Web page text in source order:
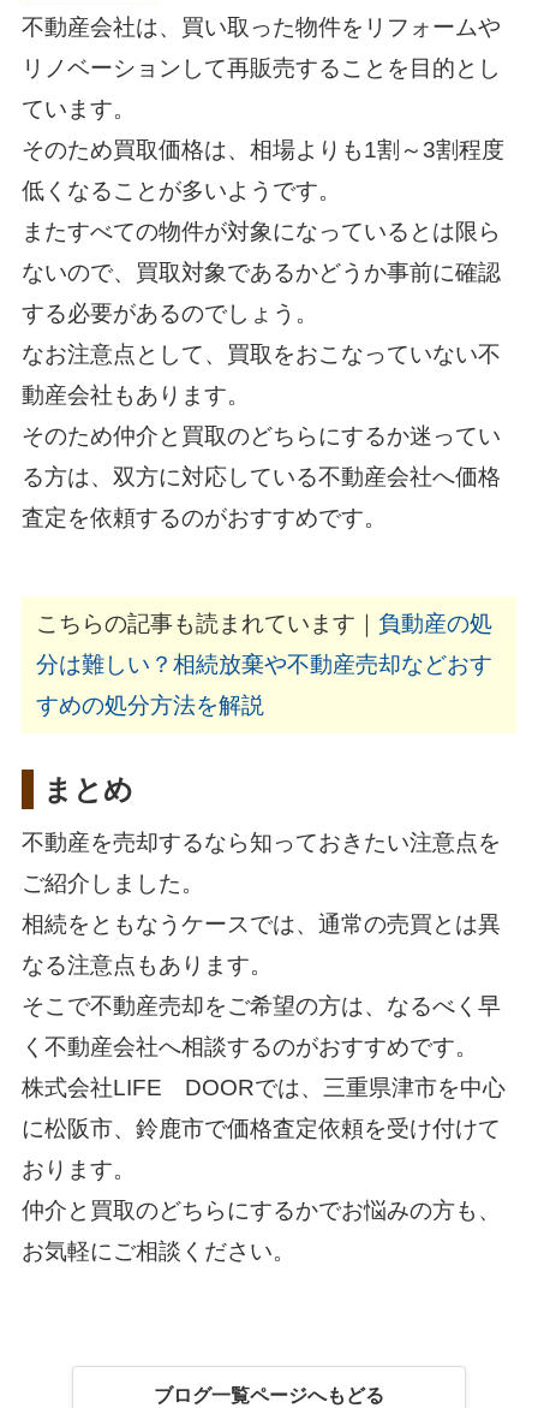
不動産会社は、買い取った物件をリフォームや
リノベーションして再販売することを目的とし
ています。
そのため買取価格は、相場よりも1割～3割程度
低くなることが多いようです。
またすべての物件が対象になっているとは限ら
ないので、買取対象であるかどうか事前に確認
する必要があるのでしょう。
なお注意点として、買取をおこなっていない不
動産会社もあります。
そのため仲介と買取のどちらにするか迷ってい
る方は、双方に対応している不動産会社へ価格
査定を依頼するのがおすすめです。
こちらの記事も読まれています｜ 負動産の処
分は難しい？相続放棄や不動産売却などおす
すめの処分方法を解説
まとめ
不動産を売却するなら知っておきたい注意点を
ご紹介しました。
相続をともなうケースでは、通常の売買とは異
なる注意点もあります。
そこで不動産売却をご希望の方は、なるべく早
く不動産会社へ相談するのがおすすめです。
株式会社LIFE DOORでは、三重県津市を中心
に松阪市、鈴鹿市で価格査定依頼を受け付けて
おります。
仲介と買取のどちらにするかでお悩みの方も、
お気軽にご相談ください。
ブログ一覧ページへもどる